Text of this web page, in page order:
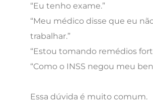
“Eu tenho exame.”
“Meu médico disse que eu
trabalhar.”
“Estou tomando remédios
“Como o INSS negou meu
Essa dúvida é muito comum.